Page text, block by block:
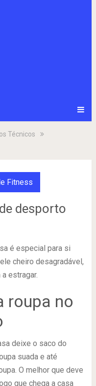
Técnicos
Fitness
desporto
é especial para si
cheiro desagradável,
estragar.
roupa no
deixe o saco do
suada e até
O melhor que deve
que chega a casa